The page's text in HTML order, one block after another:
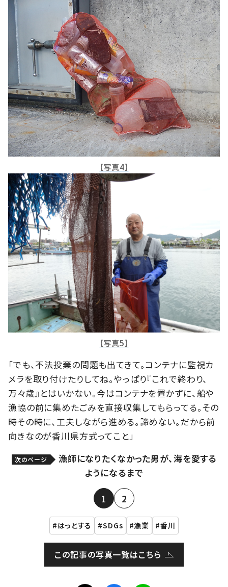
【写真4】
【写真5】
「でも、不法投棄の問題も出てきて。コンテナに監視カ
メラを取り付けたりしてね。やっぱり『これで終わり、
万々歳』とはいかない。今はコンテナを置かずに、船や
漁協の前に集めたごみを直接収集してもらってる。その
時その時に、工夫しながら進める。諦めない。だから前
向きなのが香川県方式ってこと」
次のページ
漁師になりたくなかった男が、海を愛する
ようになるまで
1 2
はっとする SDGs 漁業 香川
この記事の写真一覧はこちら